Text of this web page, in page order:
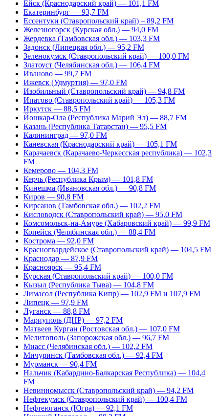
Ейск (Краснодарский край) — 101,1 FM
Екатеринбург — 93,7 FM
Ессентуки (Ставропольский край) – 89,2 FM
Железногорск (Курская обл.) — 94,0 FM
Жердевка (Тамбовская обл.) — 103,3 FM
Задонск (Липецкая обл.) — 95,2 FM
Зеленокумск (Ставропольский край) — 100,0 FM
Златоуст (Челябинская обл.) — 106,4 FM
Иваново — 99,7 FM
Ижевск (Удмуртия) — 97,0 FM
Изобильный (Ставропольский край) — 94,8 FM
Ипатово (Ставропольский край) — 105,3 FM
Иркутск — 88,5 FM
Йошкар-Ола (Республика Марий Эл) — 88,7 FM
Казань (Республика Татарстан) — 95,5 FM
Калининград — 97,0 FM
Каневская (Краснодарский край) — 105,1 FM
Карачаевск (Карачаево-Черкесская республика) — 102,3
FM
Кемерово — 104,3 FM
Керчь (Республика Крым) — 101,8 FM
Кинешма (Ивановская обл.) — 90,8 FM
Киров — 90,8 FM
Кирсанов (Тамбовская обл.) — 102,2 FM
Кисловодск (Ставропольский край) — 95,0 FM
Комсомольск-на-Амуре (Хабаровский край) — 99,9 FM
Копейск (Челябинская обл.) — 88,4 FM
Кострома — 92,0 FM
Красногвардейское (Ставропольский край) — 104,5 FM
Краснодар — 87,9 FM
Красноярск — 95,4 FM
Курская (Ставропольский край) — 100,0 FM
Кызыл (Республика Тыва) — 104,8 FM
Лимасол (Республика Кипр) — 102,9 FM и 107,9 FM
Липецк — 97,9 FM
Луганск — 88,8 FM
Мариуполь (ДНР) — 97,2 FM
Матвеев Курган (Ростовская обл.) — 107,0 FM
Мелитополь (Запорожская обл.) — 96,7 FM
Миасс (Челябинская обл.) — 102,2 FM
Мичуринск (Тамбовская обл.) — 92,4 FM
Мурманск — 90,4 FM
Нальчик (Кабардино-Балкарская Республика) — 104,4
FM
Невинномысск (Ставропольский край) — 94,2 FM
Нефтекумск (Ставропольский край) — 100,4 FM
Нефтеюганск (Югра) — 92,1 FM